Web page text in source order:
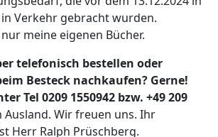
Verkehr gebracht wurden.
meine eigenen Bücher.
telefonisch bestellen oder
Besteck nachkaufen? Gerne!
Tel 0209 1550942 bzw. +49 209
Ausland. Wir freuen uns. Ihr
Herr Ralph Prüschberg.